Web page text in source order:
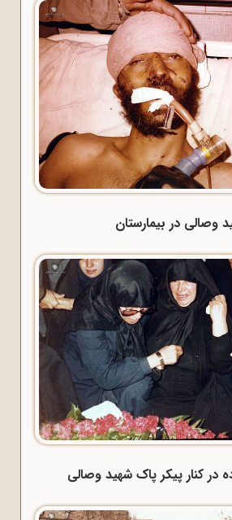
وصالی در بیمارستان
در کنار پیکر پاک شهید وصالی